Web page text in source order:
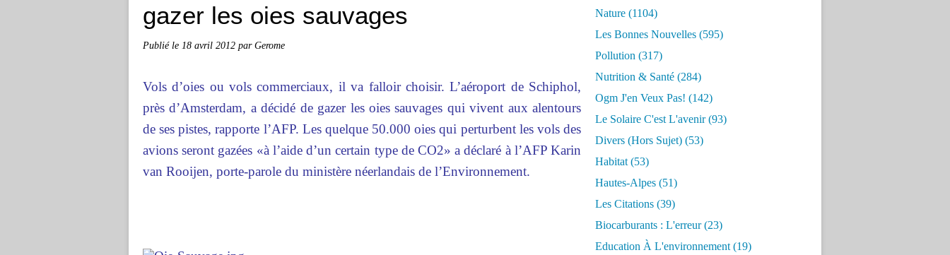
gazer les oies sauvages
Publié le 18 avril 2012 par Gerome
Vols d’oies ou vols commerciaux, il va falloir choisir. L’aéroport de Schiphol,
près d’Amsterdam, a décidé de gazer les oies sauvages qui vivent aux alentours
de ses pistes, rapporte l’AFP. Les quelque 50.000 oies qui perturbent les vols des
avions seront gazées «à l’aide d’un certain type de CO2» a déclaré à l’AFP Karin
van Rooijen, porte-parole du ministère néerlandais de l’Environnement.
Nature (1104)
Les Bonnes Nouvelles (595)
Pollution (317)
Nutrition & Santé (284)
Ogm J'en Veux Pas! (142)
Le Solaire C'est L'avenir(93)
Divers (hors Sujet) (53)
Habitat (53)
Hautes-Alpes (51)
Les Citations (39)
Biocarburants : L'erreur(23)
Education À L'environnement (19)